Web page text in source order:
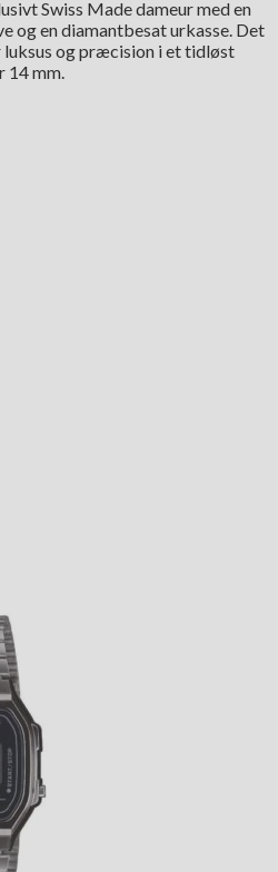
kr..
Swiss Made dameur med en
og en diamantbesat urkasse. Det
og præcision i et tidløst
14 mm.